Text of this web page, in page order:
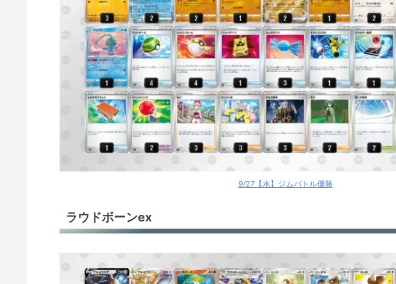
9/27【水】ジムバトル優勝
ラウドボーンex